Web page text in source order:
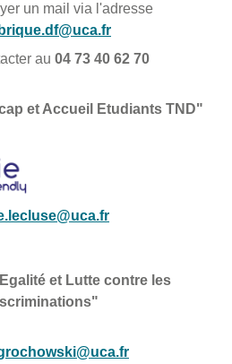
un mail via l'adresse
au 04 73 40 62 70
et Accueil Etudiants TND"
et Lutte contre les